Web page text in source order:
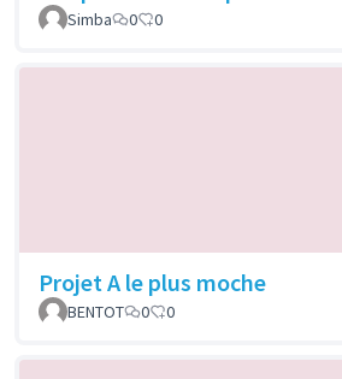
Simba 0 0
Projet A le plus moche
BENTOT 0 0